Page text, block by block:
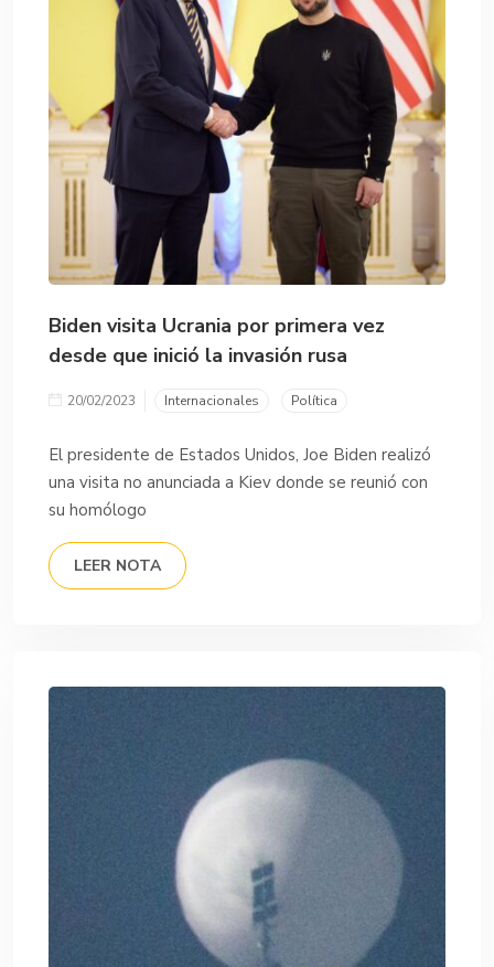
Biden visita Ucrania por primera vez
desde que inició la invasión rusa
20/02/2023 Internacionales Política
El presidente de Estados Unidos, Joe Biden realizó
una visita no anunciada a Kiev donde se reunió con
su homólogo
LEER NOTA